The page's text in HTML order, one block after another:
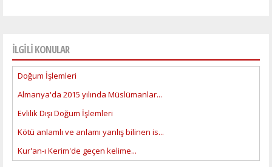
İLGİLİ KONULAR
Doğum İşlemleri
Almanya'da 2015 yılında Müslümanlar...
Evlilik Dışı Doğum İşlemleri
Kötü anlamlı ve anlamı yanlış bilinen is...
Kur'an-ı Kerim'de geçen kelime...